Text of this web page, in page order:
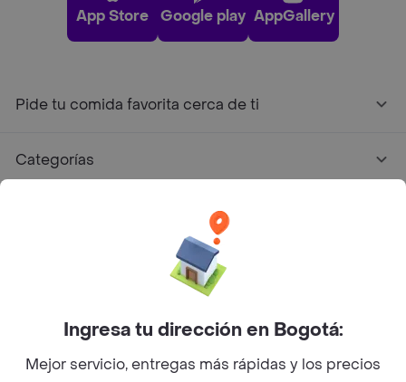
App Store Google play AppGallery
Pide tu comida favorita cerca de ti
Categorías
Facebook
Twitter
Instagram
©2026Rappi Inc. All rights reserved.
Ingresa tu dirección en Bogotá:
Mejor servicio, entregas más rápidas y los precios